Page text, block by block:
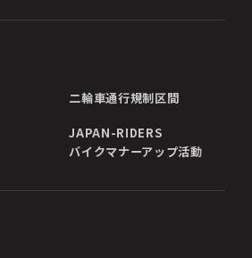
二輪車通行規制区間
JAPAN-RIDERS
バイクマナーアップ活動